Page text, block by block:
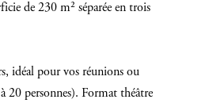
de 230 m² séparée en trois
idéal pour vos réunions ou
20 personnes). Format théâtre